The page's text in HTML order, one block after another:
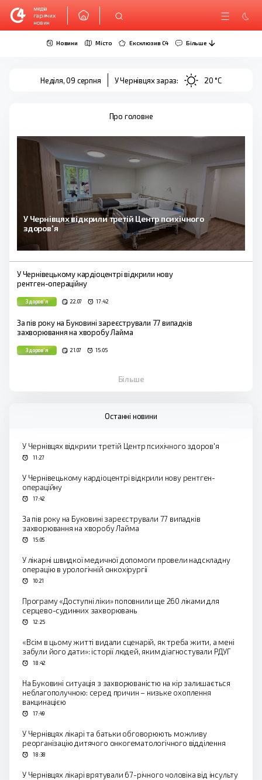
медіа
гарячих
новин
Новини Місто Ексклюзив C4 Більше
Останні новини
У Чернівцях відкрили третій Центр психічного здоров'я
11:27
У Чернівецькому кардіоцентрі відкрили нову рентген-
операційну
17:42
За пів року на Буковині зареєстрували 77 випадків
захворювання на хворобу Лайма
15:05
У лікарні швидкої медичної допомоги провели надскладну
операцію в урологічній онкохірургії
10:21
Програму «Доступні ліки» поповнили ще 260 ліками для
серцево-судинних захворювань
12:25
«Всім в цьому житті видали сценарій, як треба жити, а мені
забули його дати»: історії людей, яким діагностували РДУГ
18:42
На Буковині ситуація з захворюваністю на кір залишається
неблагополучною: серед причин – низьке охоплення
вакцинацією
17:49
У Чернівцях лікарі та батьки обговорюють можливу
реорганізацію дитячого онкогематологічного відділення
18:38
У Чернівцях лікарі врятували 67-річного чоловіка від інсульту
Неділя, 09 серпня У Чернівцях зараз: 20 °C
Про головне
У Чернівцях відкрили третій Центр психічного
здоров'я
У Чернівецькому кардіоцентрі відкрили нову
рентген-операційну
Здоров'я 22.07 17:42
За пів року на Буковині зареєстрували 77 випадків
захворювання на хворобу Лайма
Здоров'я 21.07 15:05
Більше